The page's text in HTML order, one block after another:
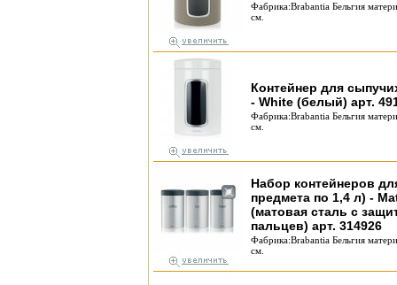
Фабрика:Brabantia Бельгия
см.
Контейнер для
- White (белый) арт.
Фабрика:Brabantia Бельгия
см.
Набор контейнеров
предмета по 1,4 л) -
(матовая сталь с
пальцев) арт. 314926
Фабрика:Brabantia Бельгия
см.